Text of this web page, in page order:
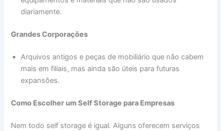
diariamente.
Grandes Corporações
Arquivos antigos e peças de mobiliário que não cabem
mais em filiais, mas ainda são úteis para futuras
expansões.
Como Escolher um Self Storage para Empresas
Nem todo self storage é igual. Alguns oferecem serviços